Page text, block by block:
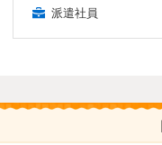
派遣社員